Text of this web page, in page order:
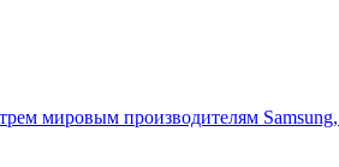
мировым производителям